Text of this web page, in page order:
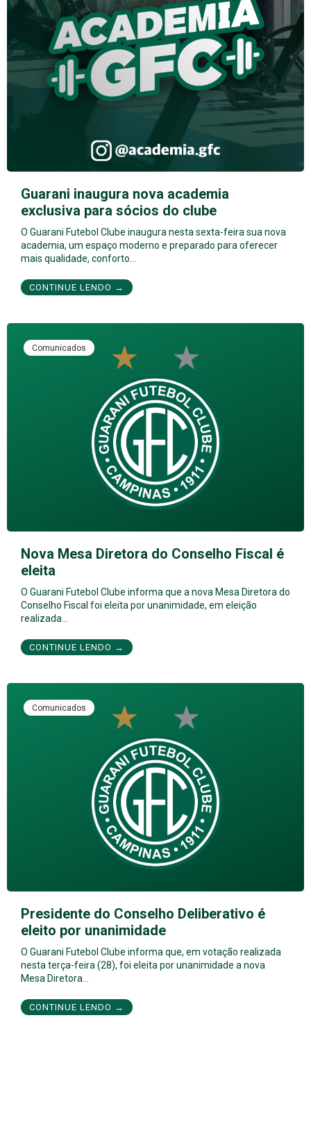
Guarani inaugura nova academia
exclusiva para sócios do clube
O Guarani Futebol Clube inaugura nesta sexta-feira sua nova
academia, um espaço moderno e preparado para oferecer
mais qualidade, conforto…
CONTINUE LENDO →
Comunicados
Nova Mesa Diretora do Conselho Fiscal é
eleita
O Guarani Futebol Clube informa que a nova Mesa Diretora do
Conselho Fiscal foi eleita por unanimidade, em eleição
realizada…
CONTINUE LENDO →
Comunicados
Presidente do Conselho Deliberativo é
eleito por unanimidade
O Guarani Futebol Clube informa que, em votação realizada
nesta terça-feira (28), foi eleita por unanimidade a nova
Mesa Diretora…
CONTINUE LENDO →